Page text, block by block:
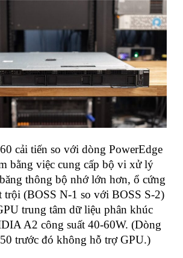
cải tiến so với dòng PowerEdge
bằng việc cung cấp bộ vi xử lý
thông bộ nhớ lớn hơn, ổ cứng
(BOSS N-1 so với BOSS S-2)
trung tâm dữ liệu phân khúc
A2 công suất 40-60W. (Dòng
trước đó không hỗ trợ GPU.)